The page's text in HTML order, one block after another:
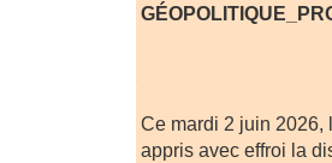
Ce mardi 2 juin 2026,
appris avec effroi la